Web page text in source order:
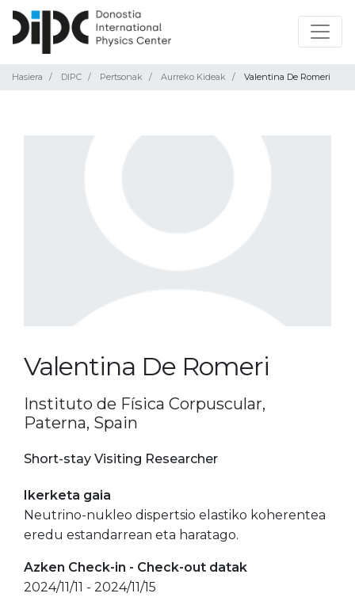
Hasiera DIPC Pertsonak Aurreko Kideak Valentina De Romeri
Valentina De Romeri
Instituto de Física Corpuscular,
Paterna, Spain
Short-stay Visiting Researcher
Ikerketa gaia
Neutrino-nukleo dispertsio elastiko koherentea
eredu estandarrean eta haratago.
Azken Check-in - Check-out datak
2024/11/11 - 2024/11/15